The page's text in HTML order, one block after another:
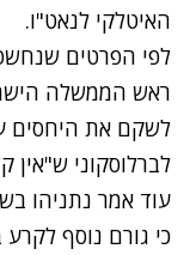
האיטלקי לנאט"ו.
ראש הממשלה
לשקם את היחסים
לברלוסקוני ש"אין
כי גורם נוסף לקרע